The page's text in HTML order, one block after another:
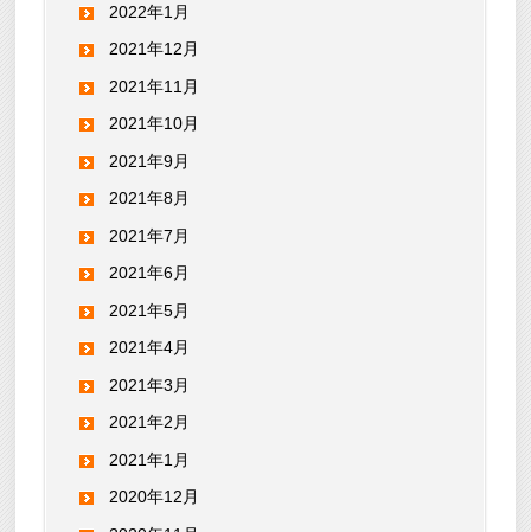
2022年1月
2021年12月
2021年11月
2021年10月
2021年9月
2021年8月
2021年7月
2021年6月
2021年5月
2021年4月
2021年3月
2021年2月
2021年1月
2020年12月